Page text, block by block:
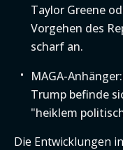
Taylor Greene
Vorgehen des
scharf an.
MAGA-
Trump befinde
"heiklem
Die Entwicklungen